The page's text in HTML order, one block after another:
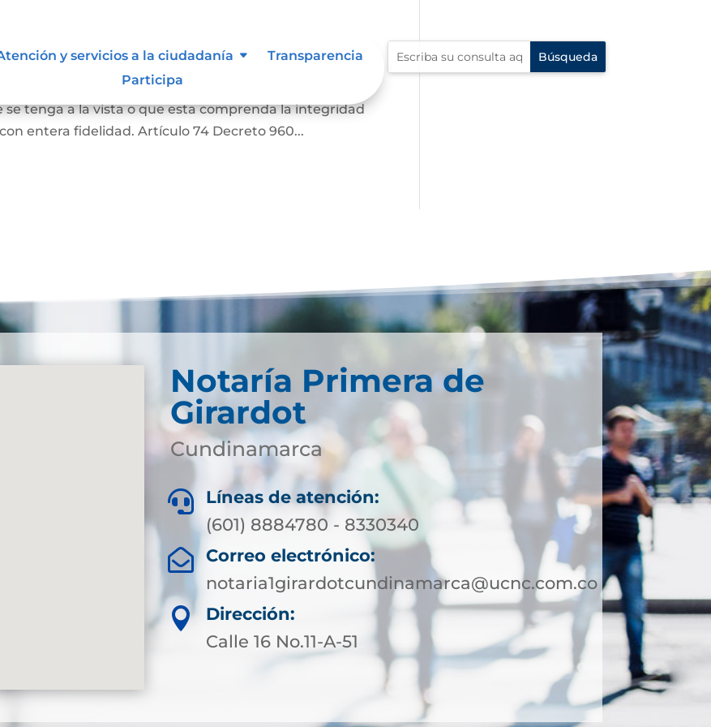
y servicios a la ciudadanía
Transparencia
Participa
literal de un documento, siempre que aquella
tenga a la vista o que esta comprenda la integridad
entera fidelidad. Artículo 74 Decreto 960...
Notaría Primera de
Girardot
Cundinamarca

Líneas de atención:
(601) 8884780 - 8330340

Correo electrónico:
notaria1girardotcundinamarca@ucnc.com.co

Dirección:
Calle 16 No.11-A-51